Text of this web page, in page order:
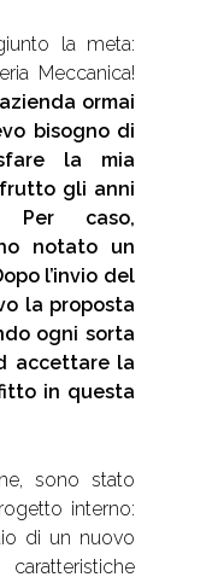
la meta:
Meccanica!
ormai
bisogno di
la mia
gli anni
Per caso,
notato un
l’invio del
la proposta
ogni sorta
accettare la
in questa
sono stato
interno:
di un nuovo